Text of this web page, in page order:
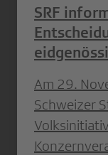
SRF
Am 29.
Schweizer